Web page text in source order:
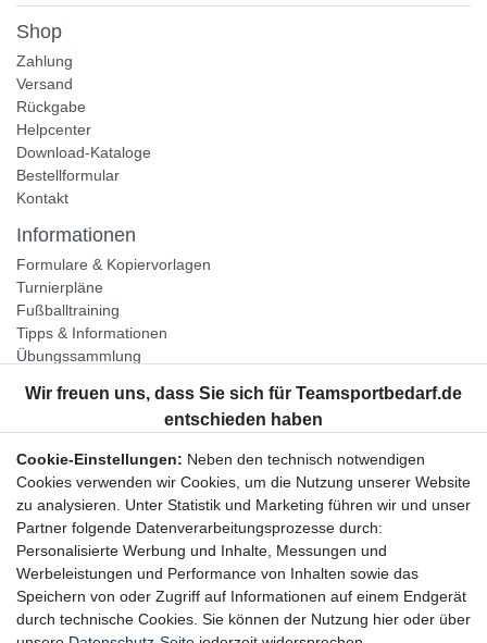
Shop
Zahlung
Versand
Rückgabe
Helpcenter
Download-Kataloge
Bestellformular
Kontakt
Informationen
Formulare & Kopiervorlagen
Turnierpläne
Fußballtraining
Tipps & Informationen
Übungssammlung
Unternehmen
Widerrufsrecht
Bestellung widerrufen
Datenschutzerklärung
AGB
Impressum
Newsletter
Cookie-Einstellungen: Neben den technisch notwendigen
Cookies verwenden wir Cookies, um die Nutzung unserer Website
zu analysieren. Unter Statistik und Marketing führen wir und unser
Partner folgende Datenverarbeitungsprozesse durch:
Personalisierte Werbung und Inhalte, Messungen und
Werbeleistungen und Performance von Inhalten sowie das
Speichern von oder Zugriff auf Informationen auf einem Endgerät
durch technische Cookies. Sie können der Nutzung hier oder über